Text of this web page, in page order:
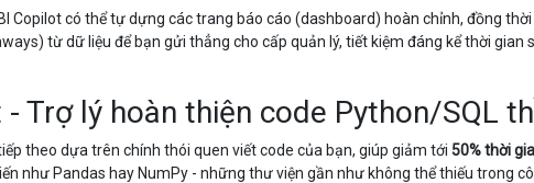
Copilot có thể tự dựng các trang báo cáo (dashboard) hoàn chỉnh, đồng
từ dữ liệu để bạn gửi thẳng cho cấp quản lý, tiết kiệm đáng kể thời gian
Trợ lý hoàn thiện code Python/SQL
theo dựa trên chính thói quen viết code của bạn, giúp giảm tới 50% thời
như Pandas hay NumPy - những thư viện gần như không thể thiếu trong